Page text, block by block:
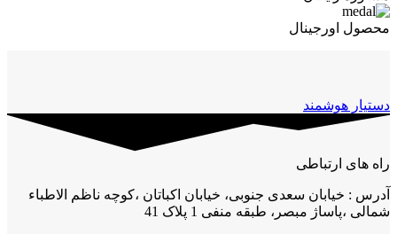
محصول اورجینال
دستیار هوشمند
راه های ارتباطی
آدرس : خیابان سعدی جنوبی، خیابان اکباتان ،کوچه ناظم الاطباء
شمالی ،پاساژ مبصر، طبقه منفی 1 پلاک 41